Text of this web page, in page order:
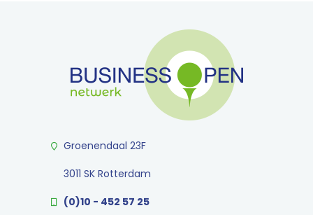
Groenendaal 23F
3011 SK Rotterdam
(0)10 - 452 57 25